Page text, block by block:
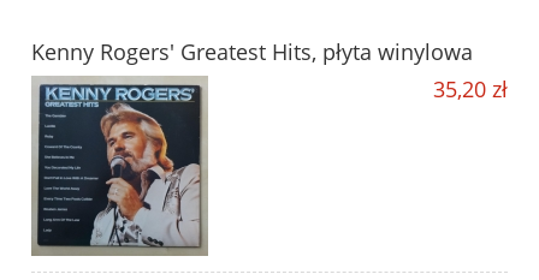
Kenny Rogers' Greatest Hits, płyta winylowa
35,20 zł